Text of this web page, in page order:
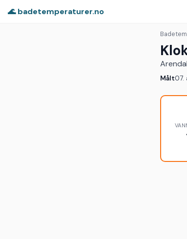
🌊 badetemperaturer.no
Målt07.